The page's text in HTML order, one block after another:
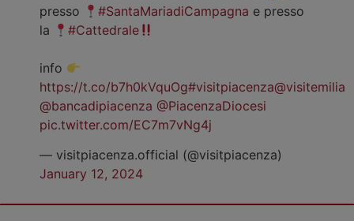
presso
#SantaMariadiCampagna e presso
la
#Cattedrale
info
https://t.co/b7h0kVquOg#visitpiacenza@visitemilia
@bancadipiacenza @PiacenzaDiocesi
pic.twitter.com/EC7m7vNg4j
— visitpiacenza.official (@visitpiacenza)
January 12, 2024